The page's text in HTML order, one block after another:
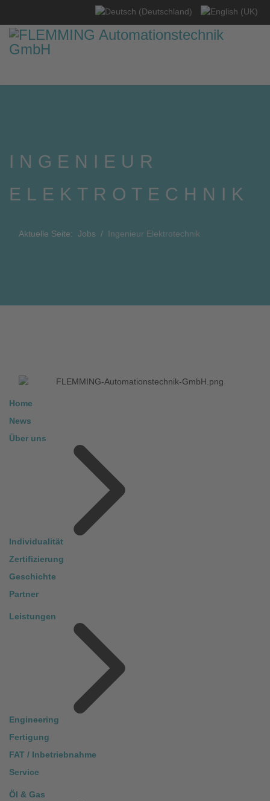
Sprache auswählen
INGENIEUR
ELEKTROTECHNIK
Aktuelle Seite: Jobs Ingenieur Elektrotechnik
Home
News
Über uns
Individualität
Zertifizierung
Geschichte
Partner
Leistungen
Engineering
Fertigung
FAT / Inbetriebnahme
Service
Öl & Gas